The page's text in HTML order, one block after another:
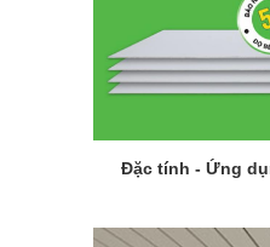
Đặc tính - Ứng